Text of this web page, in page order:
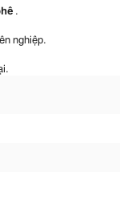
.
nghiệp.